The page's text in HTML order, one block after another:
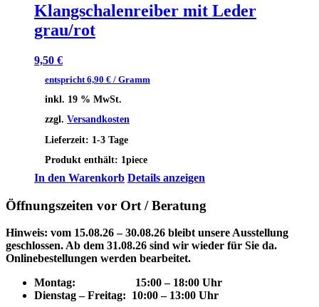
Klangschalenreiber mit Leder
grau/rot
9,50 €
entspricht6,90 € / Gramm
inkl. 19 % MwSt.
zzgl. Versandkosten
Lieferzeit: 1-3 Tage
Produkt enthält: 1piece
In den Warenkorb Details anzeigen
Öffnungszeiten vor Ort / Beratung
Hinweis: vom 15.08.26 – 30.08.26 bleibt unsere Ausstellung
geschlossen. Ab dem 31.08.26 sind wir wieder für Sie da.
Onlinebestellungen werden bearbeitet.
Montag: 15:00 – 18:00 Uhr
Dienstag – Freitag: 10:00 – 13:00 Uhr